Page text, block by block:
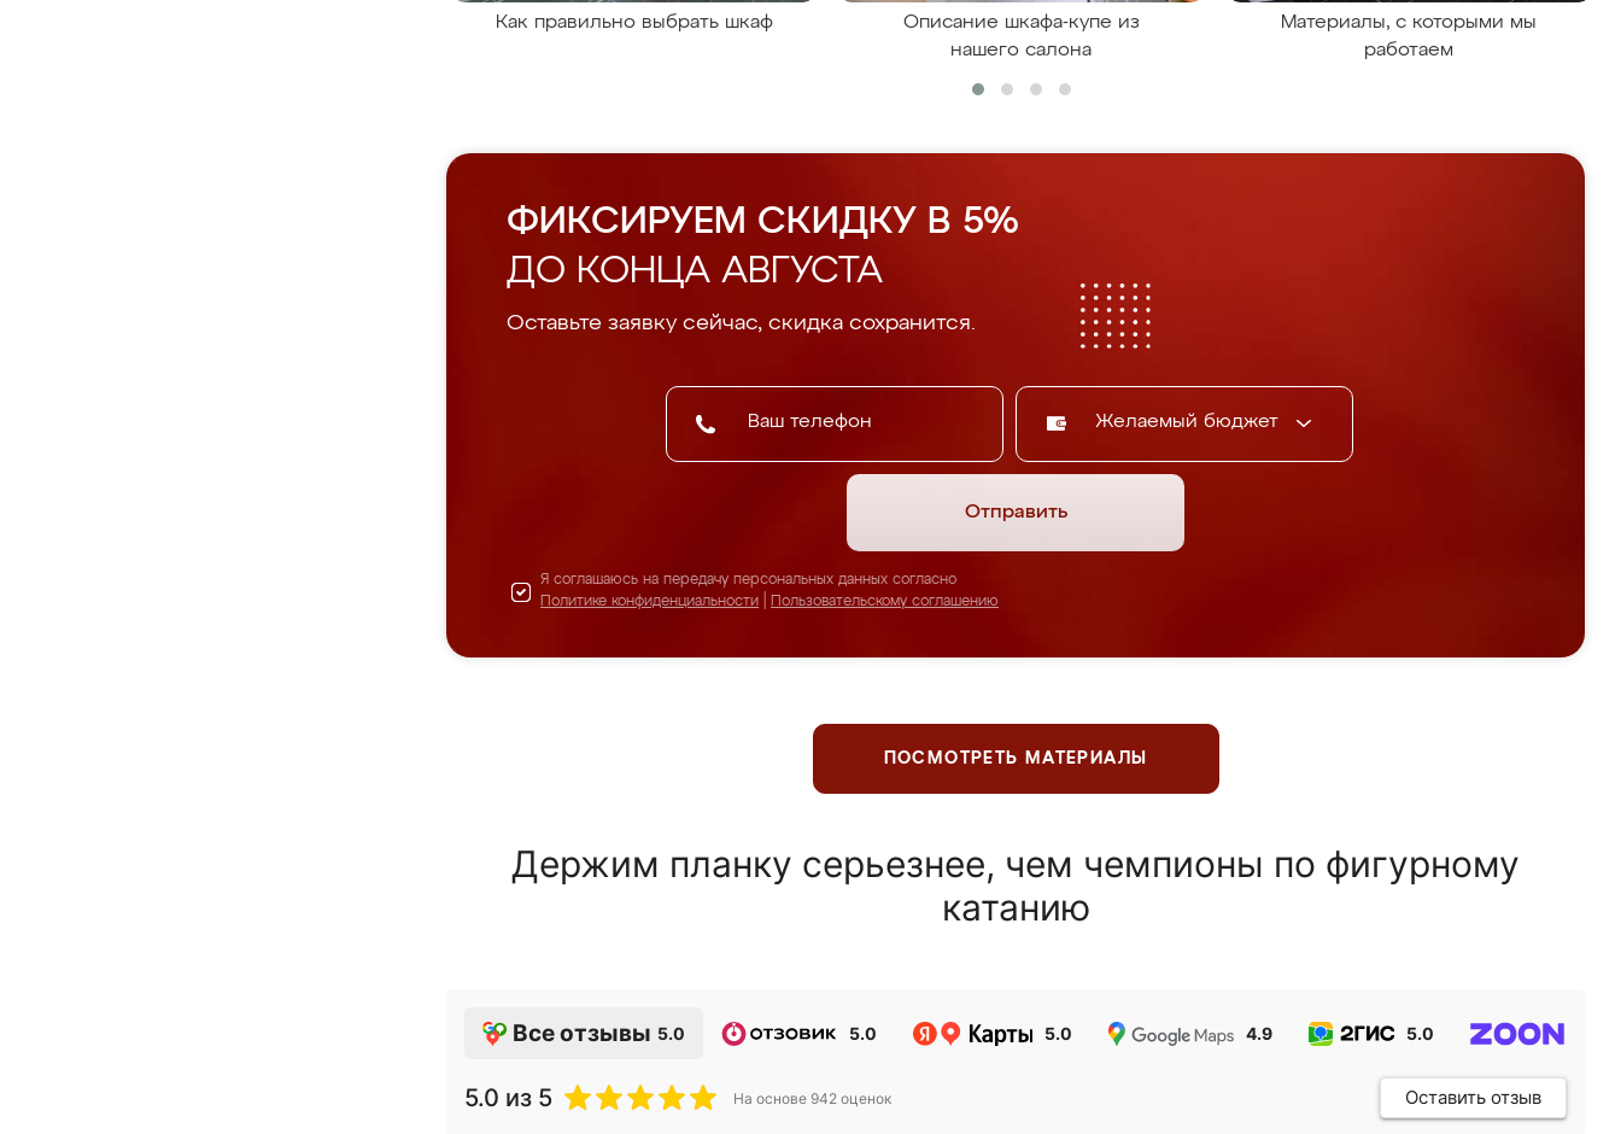
Как правильно выбрать шкаф
Описание шкафа-купе из
нашего салона
Материалы, с которыми мы
работаем
ФИКСИРУЕМ СКИДКУ В 5%
ДО КОНЦА АВГУСТА
Оставьте заявку сейчас, скидка сохранится.
Желаемый бюджет
Отправить
Я соглашаюсь на передачу персональных данных согласно
Политике конфиденциальности
Пользовательскому соглашению
ПОСМОТРЕТЬ МАТЕРИАЛЫ
Держим планку серьезнее, чем чемпионы по фигурному
катанию
Все отзывы 5.0 5.0 5.0 4.9 5.0
5.0 из 5 На основе 942 оценок Оставить отзыв